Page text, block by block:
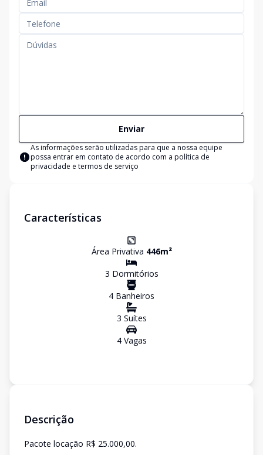
Enviar
As informações serão utilizadas para que a nossa equipe
possa entrar em contato de acordo com a política de
privacidade e termos de serviço
Características
Área Privativa 446m²
3 Dormitórios
4 Banheiros
3 Suítes
4Vagas
Descrição
Pacote locação R$ 25.000,00.